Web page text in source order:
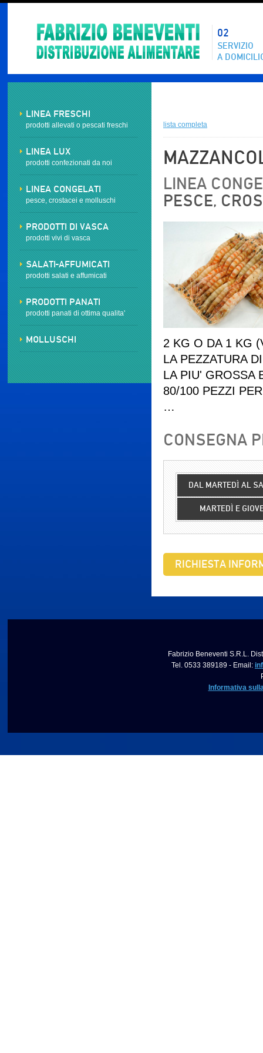
02
SERVIZIO
A
LINEA FRESCHI
prodotti allevati o pescati freschi
LINEA LUX
prodotti confezionati da noi
LINEA CONGELATI
pesce, crostacei e molluschi
PRODOTTI DI VASCA
prodotti vivi di vasca
SALATI-AFFUMICATI
prodotti salati e affumicati
PRODOTTI PANATI
prodotti panati di ottima qualita'
MOLLUSCHI
lista completa
LINEA
PESCE,
2 KG O DA 1 KG
LA PEZZATURA
LA PIU' GROSSA
80/100 PEZZI
…
CONSEGNA
DAL MARTEDÌ AL
MARTEDÌ E
RICHIESTA
Fabrizio Beneventi S.R.L.
Tel. 0533 389189 - Email:
Informativa